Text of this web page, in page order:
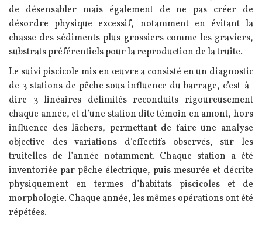
de désensabler mais également de ne pas créer de
désordre physique excessif, notamment en évitant la
chasse des sédiments plus grossiers comme les graviers,
substrats préférentiels pour la reproduction de la truite.
Le suivi piscicole mis en œuvre a consisté en un diagnostic
de 3 stations de pêche sous influence du barrage, c’est-à-
dire 3 linéaires délimités reconduits rigoureusement
chaque année, et d’une station dite témoin en amont, hors
influence des lâchers, permettant de faire une analyse
objective des variations d’effectifs observés, sur les
truitelles de l’année notamment. Chaque station a été
inventoriée par pêche électrique, puis mesurée et décrite
physiquement en termes d’habitats piscicoles et de
morphologie. Chaque année, les mêmes opérations ont été
répétées.